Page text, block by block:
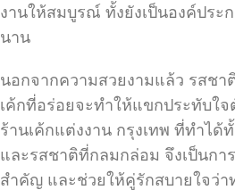
งานให้สมบูรณ์ ทั้งยังเป็นองค์ประ
นาน
นอกจากความสวยงามแล้ว รสชา
เค้กที่อร่อยจะทำให้แขกประทับใ
ร้านเค้กแต่งงาน กรุงเทพ ที่ทำไ
และรสชาติที่กลมกล่อม จึงเป็นก
สำคัญ และช่วยให้คู่รักสบายใจว่